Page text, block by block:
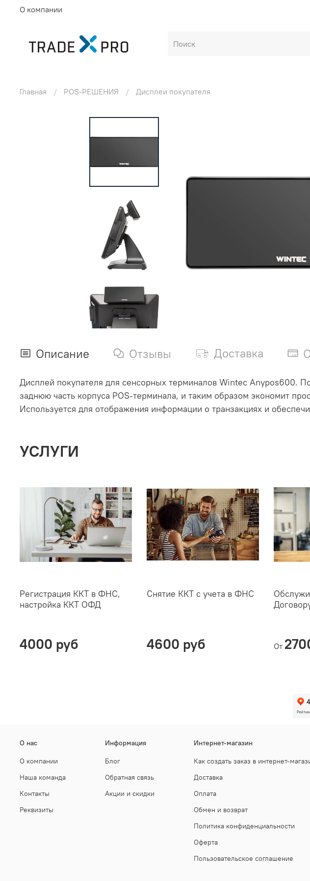
О компании
Главная POS-РЕШЕНИЯ Дисплеи покупателя
Описание Отзывы Доставка
Дисплей покупателя для сенсорных терминалов Wintec Anypos600.
заднюю часть корпуса POS-терминала, и таким образом экономит
Используется для отображения информации о транзакциях и
УСЛУГИ
Регистрация ККТ в ФНС,
настройка ККТ ОФД
4000 руб
Снятие ККТ с учета в ФНС
4600 руб От
О нас
О компании
Наша команда
Контакты
Реквизиты
Информация
Блог
Обратная связь
Акции и скидки
Интернет-магазин
Как создать заказ в интернет-
Доставка
Оплата
Обмен и возврат
Политика конфиденциальности
Оферта
Пользовательское соглашение